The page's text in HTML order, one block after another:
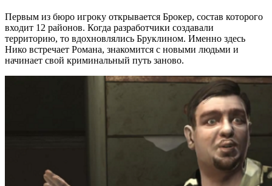
Первым из бюро игроку открывается Брокер, состав которого
входит 12 районов. Когда разработчики создавали
территорию, то вдохновлялись Бруклином. Именно здесь
Нико встречает Романа, знакомится с новыми людьми и
начинает свой криминальный путь заново.